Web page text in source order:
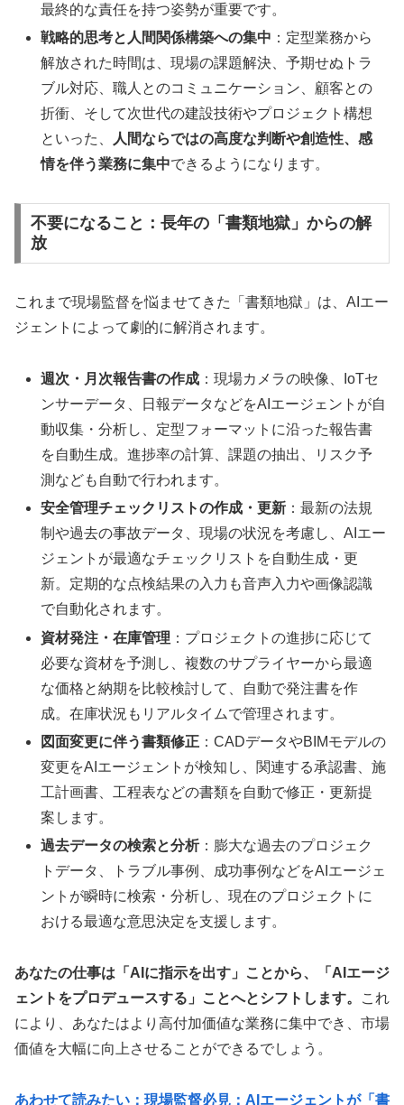
最終的な責任を持つ姿勢が重要です。
戦略的思考と人間関係構築への集中 ：定型業務から
解放された時間は、現場の課題解決、予期せぬトラ
ブル対応、職人とのコミュニケーション、顧客との
折衝、そして次世代の建設技術やプロジェクト構想
といった、
人間ならではの高度な判断や創造性、感
情を伴う業務に集中できるようになります。
不要になること：長年の「書類地獄」からの解
放
これまで現場監督を悩ませてきた「書類地獄」は、AIエー
ジェントによって劇的に解消されます。
週次・月次報告書の作成 ：現場カメラの映像、IoTセ
ンサーデータ、日報データなどをAIエージェントが自
動収集・分析し、定型フォーマットに沿った報告書
を自動生成。進捗率の計算、課題の抽出、リスク予
測なども自動で行われます。
安全管理チェックリストの作成・更新 ：最新の法規
制や過去の事故データ、現場の状況を考慮し、AIエー
ジェントが最適なチェックリストを自動生成・更
新。定期的な点検結果の入力も音声入力や画像認識
で自動化されます。
資材発注・在庫管理 ：プロジェクトの進捗に応じて
必要な資材を予測し、複数のサプライヤーから最適
な価格と納期を比較検討して、自動で発注書を作
成。在庫状況もリアルタイムで管理されます。
図面変更に伴う書類修正 ：CADデータやBIMモデルの
変更をAIエージェントが検知し、関連する承認書、施
工計画書、工程表などの書類を自動で修正・更新提
案します。
過去データの検索と分析：膨大な過去のプロジェク
トデータ、トラブル事例、成功事例などをAIエージェ
ントが瞬時に検索・分析し、現在のプロジェクトに
おける最適な意思決定を支援します。
あなたの仕事は「AIに指示を出す」ことから、「AIエージ
ェントをプロデュースする」ことへとシフトします。
これ
により、あなたはより高付加価値な業務に集中でき、市場
価値を大幅に向上させることができるでしょう。
あわせて読みたい：現場監督必見：AIエージェントが「書